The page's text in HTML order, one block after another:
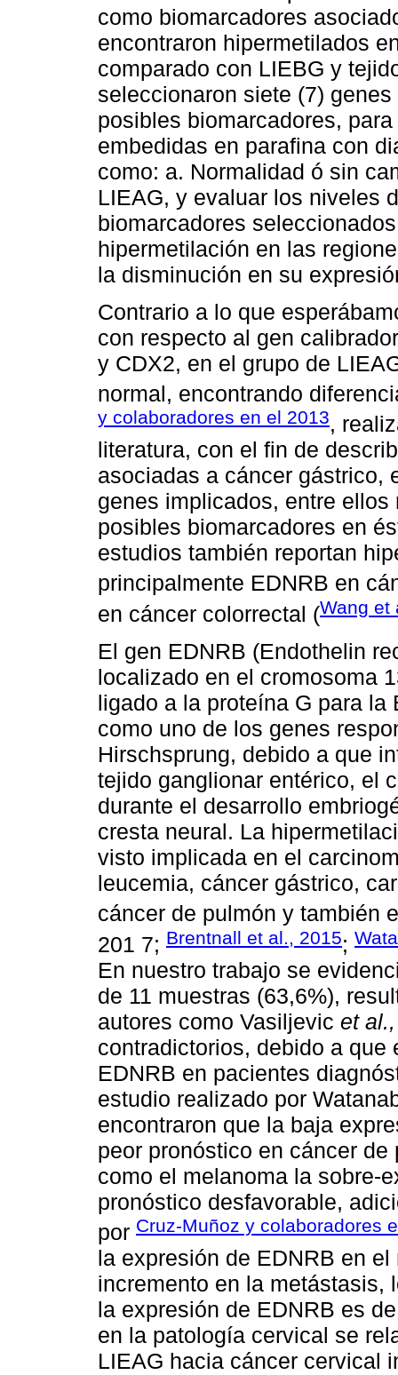
como biomarcadores
encontraron hipermetilados
comparado con LIEBG y
seleccionaron siete (7)
posibles biomarcadores,
embedidas en parafina con
como: a. Normalidad ó sin
LIEAG, y evaluar los niveles
biomarcadores
hipermetilación en las
la disminución en su
Contrario a lo que
con respecto al gen
y CDX2, en el grupo de
normal, encontrando
y colaboradores en el 2013,
literatura, con el fin de
asociadas a cáncer gástrico,
genes implicados, entre
posibles biomarcadores en
estudios también reportan
principalmente EDNRB en
en cáncer colorrectal (Wang et
El gen EDNRB (Endothelin
localizado en el cromosoma
ligado a la proteína G para
como uno de los genes
Hirschsprung, debido a que
tejido ganglionar entérico, el
durante el desarrollo
cresta neural. La
visto implicada en el
leucemia, cáncer gástrico,
cáncer de pulmón y también
201 7; Brentnall et al., 2015;
En nuestro trabajo se
de 11 muestras (63,6%),
autores como Vasiljevic et al.,
contradictorios, debido a
EDNRB en pacientes
estudio realizado por
encontraron que la baja
peor pronóstico en cáncer
como el melanoma la sobre-
pronóstico desfavorable,
por Cruz-Muñoz y colaboradores
la expresión de EDNRB en
incremento en la metástasis,
la expresión de EDNRB es
en la patología cervical se
LIEAG hacia cáncer cervical